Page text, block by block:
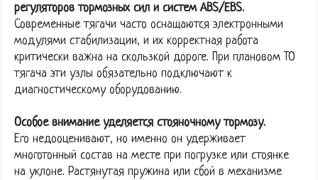
регуляторов тормозных сил и систем ABS/EBS.
Современные тягачи часто оснащаются электронными
модулями стабилизации, и их корректная работа
критически важна на скользкой дороге. При плановом ТО
тягача эти узлы обязательно подключают к
диагностическому оборудованию.
Особое внимание уделяется стояночному тормозу.
Его недооценивают, но именно он удерживает
многотонный состав на месте при погрузке или стоянке
на уклоне. Растянутая пружина или сбой в механизме